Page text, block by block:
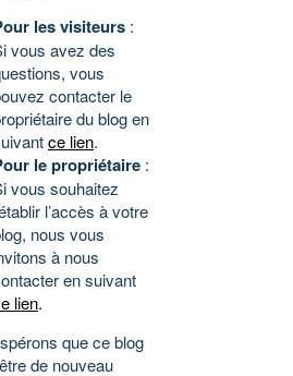
les visiteurs :
vous avez des
vous
contacter le
du blog en
ce lien.
le propriétaire :
vous souhaitez
l’accès à votre
nous vous
à nous
en suivant
lien.
que ce blog
de nouveau